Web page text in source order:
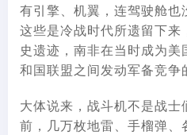
有引擎、机翼，连驾驶舱也
这些是冷战时代所遗留下
史遗迹，南非在当时成为
和国联盟之间发动军备竞争
大体说来，战斗机不是战
前，几万枚地雷、手榴弹